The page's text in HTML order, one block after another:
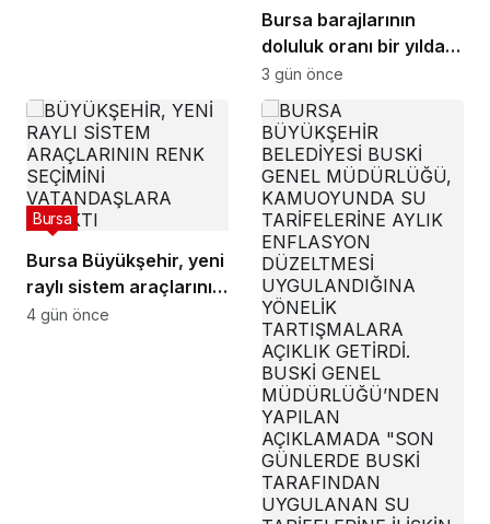
Bursa barajlarının
doluluk oranı bir yılda
yüzde 24,9’dan yüzde
81’e yükseldi
3 gün önce
Bursa Büyükşehir, yeni
raylı sistem araçlarının
renk seçimini
Bursa
4 gün önce